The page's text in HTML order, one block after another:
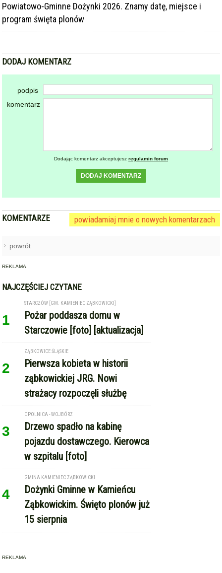
Powiatowo-Gminne Dożynki 2026. Znamy datę, miejsce i
program święta plonów
DODAJ KOMENTARZ
podpis
komentarz
Dodając komentarz akceptujesz regulamin forum
DODAJ KOMENTARZ
KOMENTARZE powiadamiaj mnie o nowych komentarzach
powrót
REKLAMA
NAJCZĘŚCIEJ CZYTANE
1
STARCZÓW [GM. KAMIENIEC ZĄBKOWICKI]
Pożar poddasza domu w
Starczowie [foto] [aktualizacja]
2
ZĄBKOWICE ŚLĄSKIE
Pierwsza kobieta w historii
ząbkowickiej JRG. Nowi
strażacy rozpoczęli służbę
3
OPOLNICA - WOJBÓRZ
Drzewo spadło na kabinę
pojazdu dostawczego. Kierowca
w szpitalu [foto]
4
GMINA KAMIENIEC ZĄBKOWICKI
Dożynki Gminne w Kamieńcu
Ząbkowickim. Święto plonów już
15 sierpnia
REKLAMA